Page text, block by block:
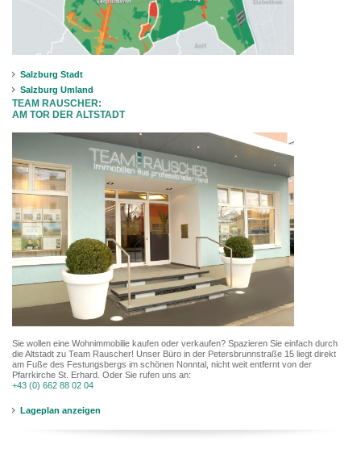
Salzburg Stadt
Salzburg Umland
TEAM RAUSCHER:
AM TOR DER ALTSTADT
Sie wollen eine Wohnimmobilie kaufen oder verkaufen? Spazieren Sie einfach durch
die Altstadt zu Team Rauscher! Unser Büro in der Petersbrunnstraße 15 liegt direkt
am Fuße des Festungsbergs im schönen Nonntal, nicht weit entfernt von der
Pfarrkirche St. Erhard. Oder Sie rufen uns an:
+43 (0) 662 88 02 04
Lageplan anzeigen